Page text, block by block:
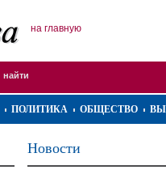
на главную
ПОЛИТИКА ОБЩЕСТВО
Новости